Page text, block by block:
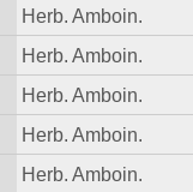
Herb. Amboin.
Herb. Amboin.
Herb. Amboin.
Herb. Amboin.
Herb. Amboin.